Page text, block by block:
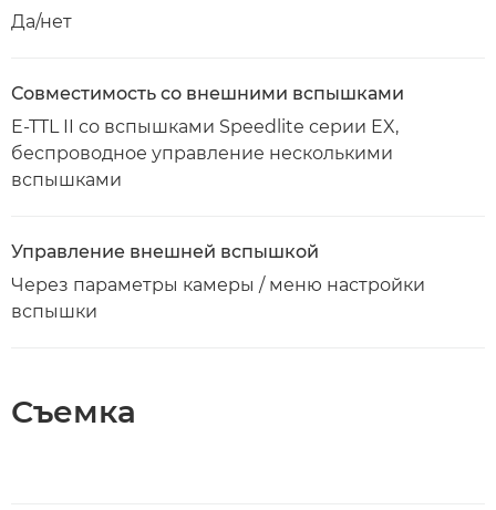
Да/нет
Совместимость со внешними вспышками
E-TTL II со вспышками Speedlite серии EX,
беспроводное управление несколькими
вспышками
Управление внешней вспышкой
Через параметры камеры / меню настройки
вспышки
Съемка